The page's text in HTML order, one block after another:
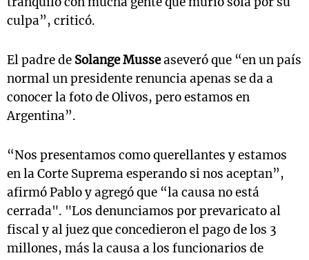
culpa”, criticó.
El padre de Solange Musseaseveró que “en un país
normal un presidente renuncia apenas se da a
conocer la foto de Olivos, pero estamos en
Argentina”.
“Nos presentamos como querellantes y estamos
en la Corte Suprema esperando si nos aceptan”,
afirmó Pablo y agregó que “la causa no está
cerrada". "Los denunciamos por prevaricato al
fiscal y al juez que concedieron el pago de los 3
millones, más la causa a los funcionarios de